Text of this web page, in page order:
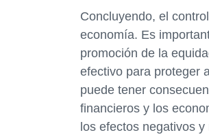
Concluyendo, el
economía. Es
promoción de la
efectivo para proteger
puede tener
financieros y los
los efectos negativos